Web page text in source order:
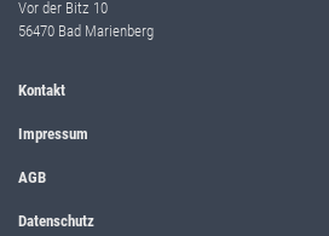
Vor der Bitz 10
56470 Bad Marienberg
Kontakt
Impressum
AGB
Datenschutz